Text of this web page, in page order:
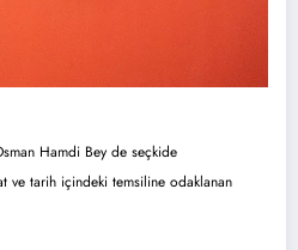
Hamdi Bey de seçkide
ve tarih içindeki temsiline odaklanan